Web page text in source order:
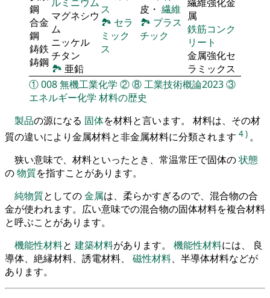
鋼
合金
鋼
鋳鉄
鋳鋼
マグネシウ
ム
ニッケル
チタン
🏞 亜鉛
ス
🏞 セラ
ミック
ス
皮・ 繊維
🏞 プラス
チック
属
鉄筋コンク
リート
金属強化セ
ラミックス
①008無機工業化学 ②⑧工業技術概論2023③
エネルギー化学 材料の歴史
製品の源になる 固体を材料と言います。 材料は、その材
質の違いにより金属材料と非金属材料に分類されます 4) 。
狭い意味で、材料といったとき、常温常圧で固体の状態
の物質を指すことがあります。
純物質としての金属は、柔らかすぎるので、混合物の合
金が使われます。広い意味での混合物の固体材料を複合材料
と呼ぶことがあります。
機能性材料と 建築材料があります。 機能性材料には、 良
導体、絶縁材料、誘電材料、 磁性材料、半導体材料などが
あります。